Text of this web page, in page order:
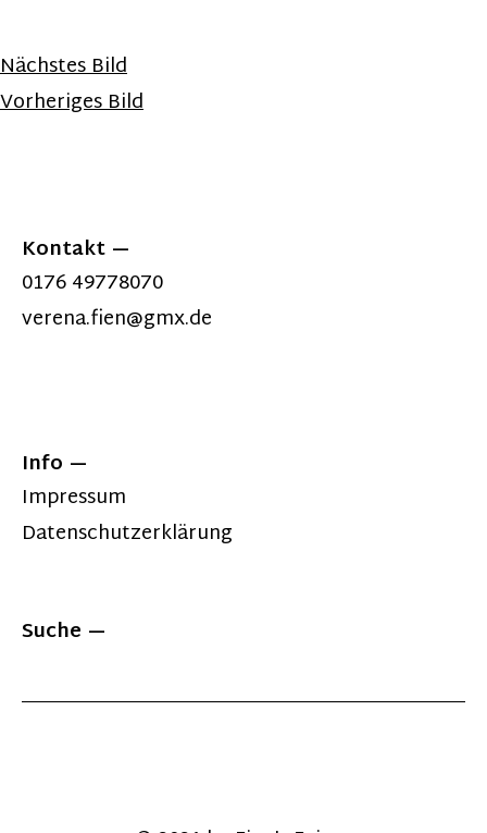
Nächstes Bild
Vorheriges Bild
Kontakt
0176 49778070
verena.fien@gmx.de
Info
Impressum
Datenschutzerklärung
Suche